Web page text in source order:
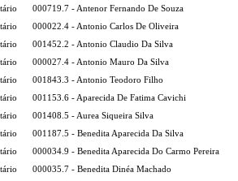
000719.7 - Antenor Fernando De Souza
000022.4 - Antonio Carlos De Oliveira
001452.2 - Antonio Claudio Da Silva
000027.4 - Antonio Mauro Da Silva
001843.3 - Antonio Teodoro Filho
001153.6 - Aparecida De Fatima Cavichi
001408.5 - Aurea Siqueira Silva
001187.5 - Benedita Aparecida Da Silva
000034.9 - Benedita Aparecida Do Carmo Pereira
000035.7 - Benedita Dinéa Machado